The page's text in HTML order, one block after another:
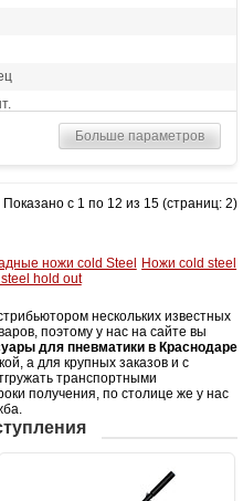
Больше параметров
Показано с 1 по 12 из 15 (страниц: 2)
ножи cold Steel Ножи cold steel
hold out
нескольких известных
поэтому у нас на сайте вы
для пневматики в Краснодаре
а для крупных заказов и с
транспортными
получения, по столице же у нас